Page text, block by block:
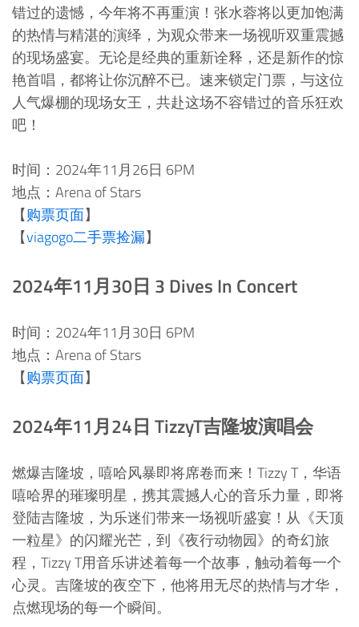
错过的遗憾，今年将不再重演！张水蓉将以更加饱满
的热情与精湛的演绎，为观众带来一场视听双重震撼
的现场盛宴。无论是经典的重新诠释，还是新作的惊
艳首唱，都将让你沉醉不已。速来锁定门票，与这位
人气爆棚的现场女王，共赴这场不容错过的音乐狂欢
吧！
时间：2024年11月26日 6PM
地点：Arena of Stars
【购票页面】
【viagogo二手票捡漏】
2024年11月30日 3 Dives In Concert
时间：2024年11月30日 6PM
地点：Arena of Stars
【购票页面】
2024年11月24日 TizzyT吉隆坡演唱会
燃爆吉隆坡，嘻哈风暴即将席卷而来！Tizzy T，华语
嘻哈界的璀璨明星，携其震撼人心的音乐力量，即将
登陆吉隆坡，为乐迷们带来一场视听盛宴！从《天顶
一粒星》的闪耀光芒，到《夜行动物园》的奇幻旅
程，Tizzy T用音乐讲述着每一个故事，触动着每一个
心灵。吉隆坡的夜空下，他将用无尽的热情与才华，
点燃现场的每一个瞬间。